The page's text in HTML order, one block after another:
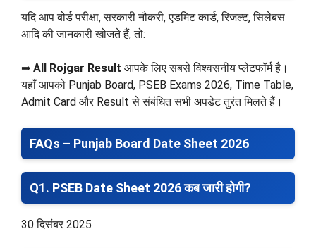
यदि आप बोर्ड परीक्षा, सरकारी नौकरी, एडमिट कार्ड, रिजल्ट, सिलेबस
आदि की जानकारी खोजते हैं, तो:
➡ All Rojgar Result आपके लिए सबसे विश्वसनीय प्लेटफॉर्म है।
यहाँ आपको Punjab Board, PSEB Exams 2026, Time Table,
Admit Card और Result से संबंधित सभी अपडेट तुरंत मिलते हैं।
FAQs – Punjab Board Date Sheet 2026
Q1. PSEB Date Sheet 2026 कब जारी होगी?
30 दिसंबर 2025